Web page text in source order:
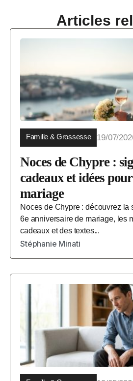
Articles
Famille & Grossesse 19/07/
Noces de Chypre :
cadeaux et idées
mariage
Noces de Chypre : découvrez la
6e anniversaire de mariage, les
cadeaux et des textes...
Stéphanie Minati